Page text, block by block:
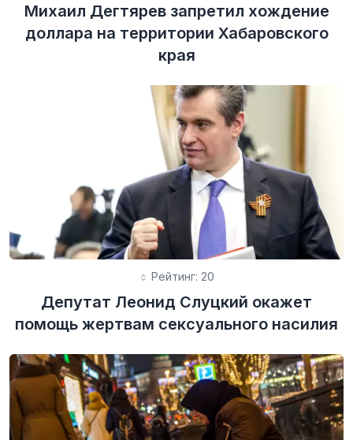
Михаил Дегтярев запретил хождение
доллара на территории Хабаровского
края
Рейтинг: 20
Депутат Леонид Слуцкий окажет
помощь жертвам сексуального насилия